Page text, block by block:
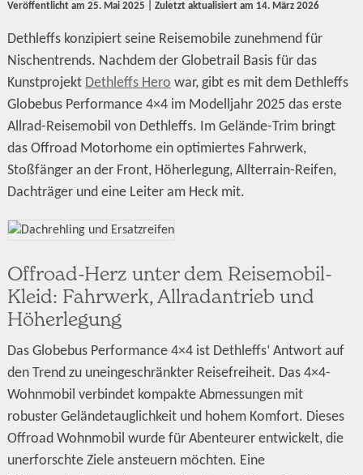
Veröffentlicht am 25. Mai 2025 | Zuletzt aktualisiert am 14. März 2026
Dethleffs konzipiert seine Reisemobile zunehmend für
Nischentrends. Nachdem der Globetrail Basis für das
Kunstprojekt Dethleffs Hero war, gibt es mit dem Dethleffs
Globebus Performance 4×4 im Modelljahr 2025 das erste
Allrad-Reisemobil von Dethleffs. Im Gelände-Trim bringt
das Offroad Motorhome ein optimiertes Fahrwerk,
Stoßfänger an der Front, Höherlegung, Allterrain-Reifen,
Dachträger und eine Leiter am Heck mit.
Offroad-Herz unter dem Reisemobil-
Kleid: Fahrwerk, Allradantrieb und
Höherlegung
Das Globebus Performance 4×4 ist Dethleffs‘ Antwort auf
den Trend zu uneingeschränkter Reisefreiheit. Das 4×4-
Wohnmobil verbindet kompakte Abmessungen mit
robuster Geländetauglichkeit und hohem Komfort. Dieses
Offroad Wohnmobil wurde für Abenteurer entwickelt, die
unerforschte Ziele ansteuern möchten. Eine